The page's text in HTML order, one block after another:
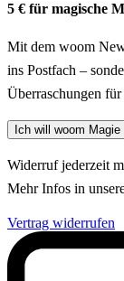
5 € für magische
Mit dem woom
ins Postfach –
Überraschungen
Ich will woom Magie
Widerruf jederzeit
Mehr Infos in
Vertrag widerrufen